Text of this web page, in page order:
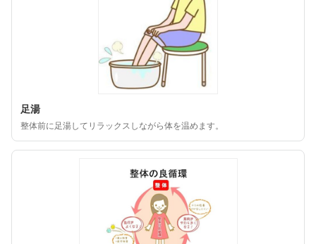
足湯
整体前に足湯してリラックスしながら体を温めます。